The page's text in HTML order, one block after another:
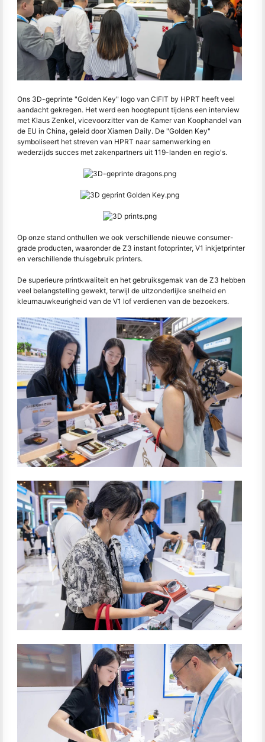
Ons 3D-geprinte "Golden Key" logo van CIFIT by HPRT heeft veel
aandacht gekregen. Het werd een hoogtepunt tijdens een interview
met Klaus Zenkel, vicevoorzitter van de Kamer van Koophandel van
de EU in China, geleid door Xiamen Daily. De "Golden Key"
symboliseert het streven van HPRT naar samenwerking en
wederzijds succes met zakenpartners uit 119-landen en regio's.
Op onze stand onthullen we ook verschillende nieuwe consumer-
grade producten, waaronder de Z3 instant fotoprinter, V1 inkjetprinter
en verschillende thuisgebruik printers.
De superieure printkwaliteit en het gebruiksgemak van de Z3 hebben
veel belangstelling gewekt, terwijl de uitzonderlijke snelheid en
kleurnauwkeurigheid van de V1 lof verdienen van de bezoekers.